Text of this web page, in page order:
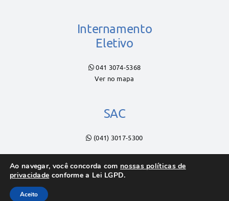
Internamento
Eletivo
041 3074-5368
Ver no mapa
SAC
(041) 3017-5300
Diretor Técnico:
Ao navegar, você concorda com nossas políticas de
privacidade conforme a Lei LGPD.
Aceito